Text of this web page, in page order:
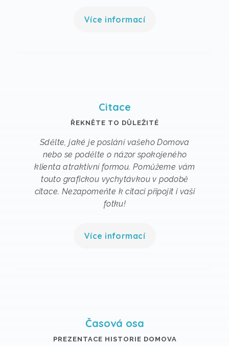
Více informací
Citace
ŘEKNĚTE TO DŮLEŽITÉ
Sdělte, jaké je poslání vašeho Domova
nebo se podělte o názor spokojeného
klienta atraktivní formou. Pomůžeme vám
touto grafickou vychytávkou v podobě
citace. Nezapomeňte k citaci připojit i vaši
fotku!
Více informací
Časová osa
PREZENTACE HISTORIE DOMOVA